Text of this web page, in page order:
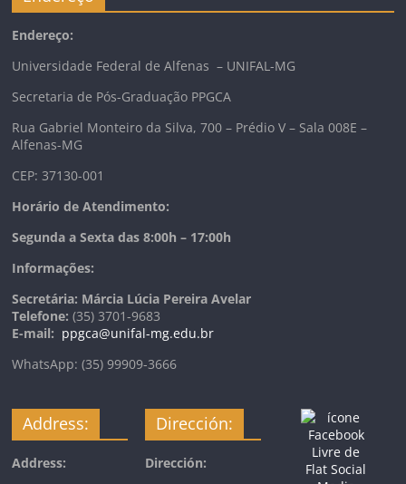
Endereço:
Universidade Federal de Alfenas – UNIFAL-MG
Secretaria de Pós-Graduação PPGCA
Rua Gabriel Monteiro da Silva, 700 – Prédio V – Sala 008E –
Alfenas-MG
CEP: 37130-001
Horário de Atendimento:
Segunda a Sexta das 8:00h – 17:00h
Informações:
Secretária: Márcia Lúcia Pereira Avelar
Telefone: (35) 3701-9683
E-mail: ppgca@unifal-mg.edu.br
WhatsApp: (35) 99909-3666
Address:
Address:
Dirección:
Dirección: